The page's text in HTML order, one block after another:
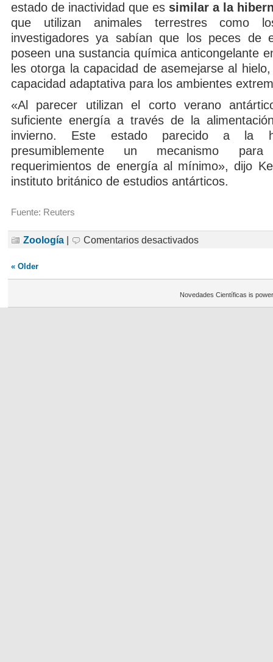
estado de inactividad que es similar a la
que utilizan animales terrestres como
investigadores ya sabían que los peces de
poseen una sustancia química anticongelante
les otorga la capacidad de asemejarse al
capacidad adaptativa para los ambientes
«Al parecer utilizan el corto verano
suficiente energía a través de la
invierno. Este estado parecido a la
presumiblemente un mecanismo
requerimientos de energía al mínimo», dijo
instituto británico de estudios antárticos.
Fuente: Reuters
Zoología | Comentarios desactivados
que
« Older
Novedades Científicas is